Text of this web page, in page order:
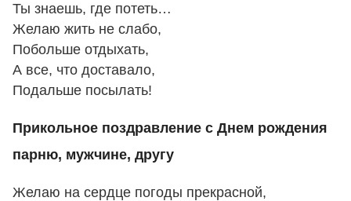
Ты знаешь, где потеть…
Желаю жить не слабо,
Побольше отдыхать,
А все, что доставало,
Подальше посылать!
Прикольное поздравление с Днем рождения
парню, мужчине, другу
Желаю на сердце погоды прекрасной,